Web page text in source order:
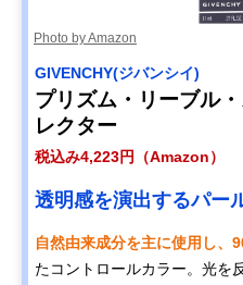
Photo by Amazon
GIVENCHY(ジバンシイ)
プリズム・リーブル
レクター
税込み4,223円（Amazon）
透明感を演出するパー
自然由来成分を主に使用し、
たコントロールカラー。光を